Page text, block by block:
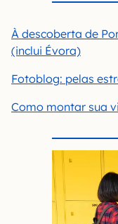
À descoberta de
(inclui Évora)
Fotoblog: pelas
Como montar sua